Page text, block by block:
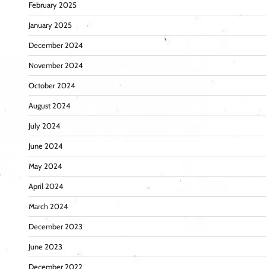
February 2025
January 2025
December 2024
November 2024
October 2024
August 2024
July 2024
June 2024
May 2024
April 2024
March 2024
December 2023
June 2023
December 2022